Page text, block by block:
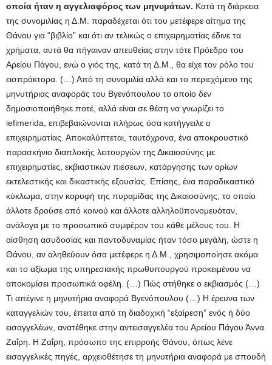
οποία ήταν η αγγελιαφόρος των μηνυμάτων. Κατά τη διάρκεια
της συνομιλίας η Δ.Μ. παραδέχεται ότι του μετέφερε αίτημα της
Θάνου για “βιβλίο” και ότι αν τελικώς ο επιχειρηματίας έδινε τα
χρήματα, αυτά θα πήγαιναν απευθείας στην τότε Πρόεδρο του
Αρείου Πάγου, ενώ ο γιός της, κατά τη Δ.Μ., θα είχε τον ρόλο του
εισπράκτορα. (…) Από τη συνομιλία αλλά και το περιεχόμενο της
μηνυτήριας αναφοράς του Βγενόπουλου το οποίο δεν
δημοσιοποιήθηκε ποτέ, αλλά είναι σε θέση να γνωρίζει το
iefimerida, επιβεβαιώνονται πλήρως όσα κατήγγειλε ο
επιχειρηματίας. Αποκαλύπτεται, ταυτόχρονα, ένα αποκρουστικό
παρασκήνιο διαπλοκής λειτουργών της Δικαιοσύνης με
επιχειρηματίες, εκβιαστικών πιέσεων, κατάργησης των ορίων
εκτελεστικής και δικαστικής εξουσίας. Επίσης, ένα παραδικαστικό
κύκλωμα, στην κορυφή της πυραμίδας της Δικαιοσύνης, το οποίο
άλλοτε δρούσε από κοινού και άλλοτε αλληλοϋπονομευόταν,
ανάλογα με το προσωπικό συμφέρον του κάθε μέλους του. Η
αίσθηση ασυδοσίας και παντοδυναμίας ήταν τόσο μεγάλη, ώστε η
Θάνου, αν αληθεύουν όσα μετέφερε η Δ.Μ., χρησιμοποίησε ακόμα
και το αξίωμα της υπηρεσιακής πρωθυπουργού προκειμένου να
αποκομίσει προσωπικά οφέλη. (…) Πώς στήθηκε ο εκβιασμός (…)
Τι απέγινε η μηνυτήρια αναφορά Βγενόπουλου (…) Η έρευνα των
καταγγελιών του, έπειτα από τη διαδοχική “εξαίρεση” ενός ή δύο
εισαγγελέων, ανατέθηκε στην αντεισαγγελέα του Αρείου Πάγου Άννα
Ζαΐρη. Η Ζαΐρη, πρόσωπο της επιρροής Θάνου, όπως λένε
εισαγγελικές πηγές, αρχειοθέτησε τη μηνυτήρια αναφορά με σπουδή